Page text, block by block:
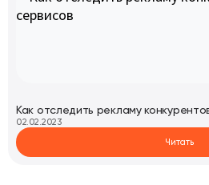
Как отследить рекламу
02.02.2023
Читать